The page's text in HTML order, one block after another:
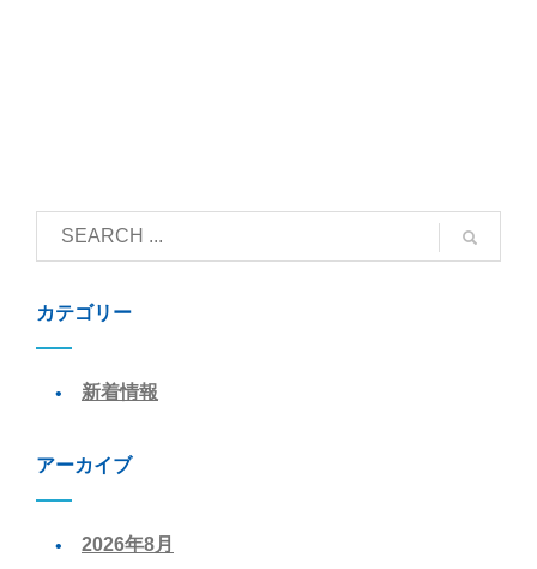
カテゴリー
新着情報
アーカイブ
2026年8月